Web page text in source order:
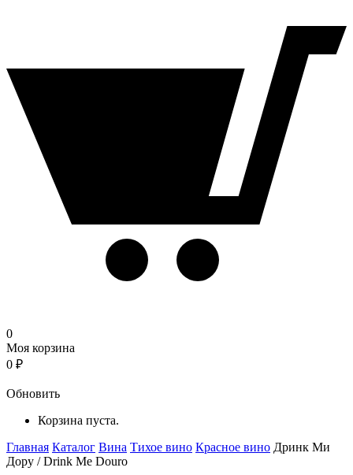
0
Моя корзина
0 ₽
Обновить
Корзина пуста.
Главная Каталог Вина Тихое вино Красное вино Дринк Ми
Дору / Drink Me Douro